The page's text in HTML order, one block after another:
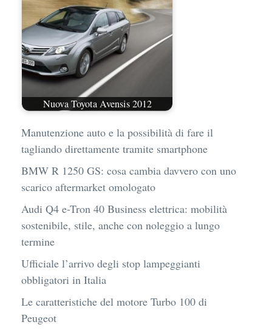
Nuova Toyota Avensis 2012
Manutenzione auto e la possibilità di fare il
tagliando direttamente tramite smartphone
BMW R 1250 GS: cosa cambia davvero con uno
scarico aftermarket omologato
Audi Q4 e-Tron 40 Business elettrica: mobilità
sostenibile, stile, anche con noleggio a lungo
termine
Ufficiale l’arrivo degli stop lampeggianti
obbligatori in Italia
Le caratteristiche del motore Turbo 100 di
Peugeot